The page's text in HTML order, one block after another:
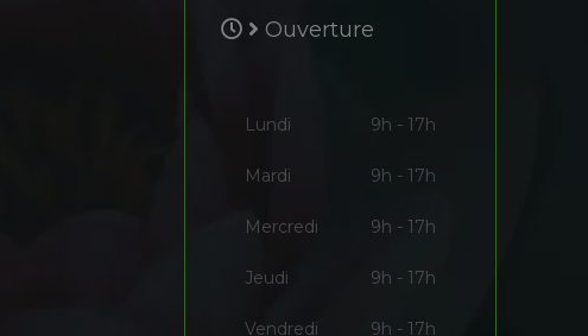
Ouverture
Lundi 9h - 17h
Mardi 9h - 17h
Mercredi 9h - 17h
Jeudi 9h - 17h
Vendredi 9h - 17h